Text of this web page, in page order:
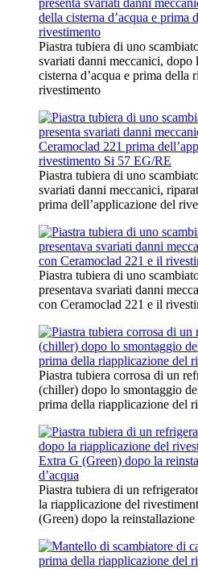
Piastra tubiera di uno
svariati danni meccanici, dopo
cisterna d’acqua e prima della
rivestimento
Piastra tubiera di uno
svariati danni meccanici,
prima dell’applicazione del
Piastra tubiera di uno
presentava svariati danni
con Ceramoclad 221 e il
Piastra tubiera corrosa di un
(chiller) dopo lo smontaggio
prima della riapplicazione del
Piastra tubiera di un
la riapplicazione del
(Green) dopo la reinstallazione